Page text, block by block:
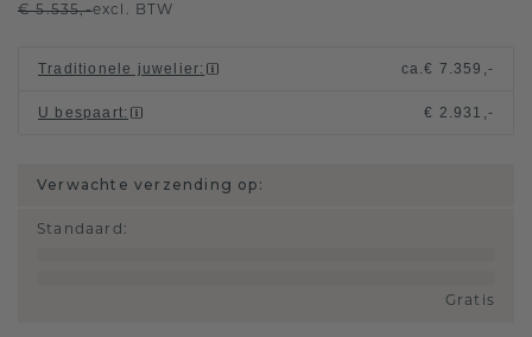
€ 5.535,-excl. BTW
Traditionele juwelier: ca.€ 7.359,-
U bespaart: € 2.931,-
Verwachte verzending op:
Standaard :
Gratis